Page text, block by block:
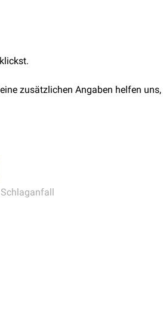
beider Augen in eine Richtung
Feldes, häufig als
Herdblick
Reflexauslöst, kurzzeitig
die dann jedoch zur
klickst.
zusätzlichen Angaben helfen uns,
Schlaganfall